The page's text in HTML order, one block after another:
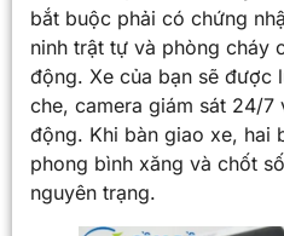
bắt buộc phải có chứng
ninh trật tự và phòng cháy
động. Xe của bạn sẽ được
che, camera giám sát 24/
động. Khi bàn giao xe, hai
phong bình xăng và chốt
nguyên trạng.